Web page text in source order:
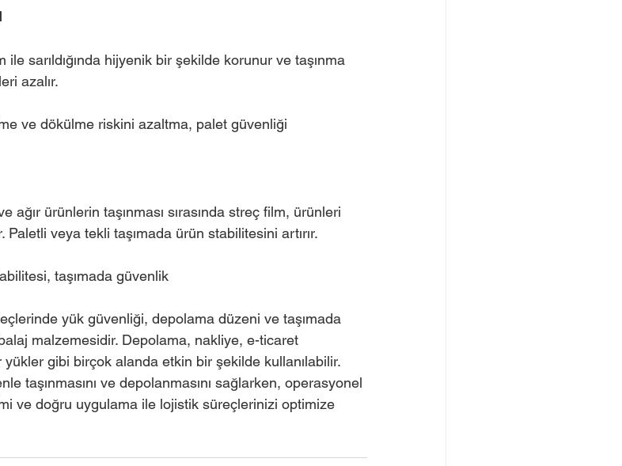
sarıldığında hijyenik bir şekilde korunur ve taşınma
azalır.
ve dökülme riskini azaltma, palet güvenliği
ürünlerin taşınması sırasında streç film, ürünleri
veya tekli taşımada ürün stabilitesini artırır.
taşımada güvenlik
yük güvenliği, depolama düzeni ve taşımada
malzemesidir. Depolama, nakliye, e-ticaret
yükler gibi birçok alanda etkin bir şekilde kullanılabilir.
ve doğru uygulama ile lojistik süreçlerinizi optimize